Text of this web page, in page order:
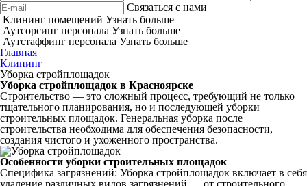
Связаться с нами
Клининг помещений Узнать больше
Аутсорсинг персонала Узнать больше
Аутстаффинг персонала Узнать больше
Главная
Клининг
Уборка стройплощадок
Уборка стройплощадок в Красноярске
Строительство — это сложный процесс, требующий не только
тщательного планирования, но и последующей уборки
строительных площадок. Генеральная уборка после
строительства необходима для обеспечения безопасности,
создания чистого и ухоженного пространства.
Особенности уборки строительных площадок
Специфика загрязнений: Уборка стройплощадок включает в себя
удаление различных видов загрязнений — от строительного